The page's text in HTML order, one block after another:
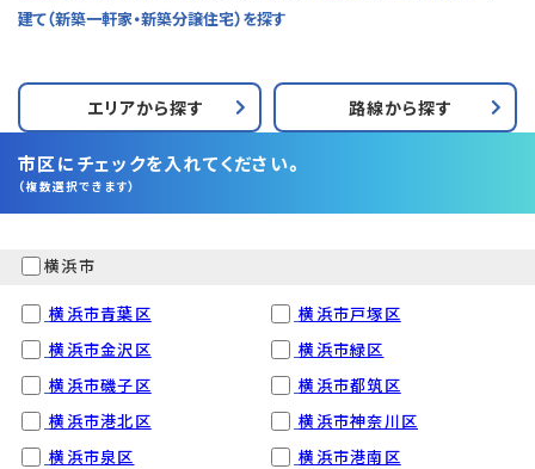
建て（新築一軒家・新築分譲住宅）を探す
エリアから探す 路線から探す
市区にチェックを入れてください。
（複数選択できます）
横浜市
横浜市青葉区
横浜市戸塚区
横浜市金沢区
横浜市緑区
横浜市磯子区
横浜市都筑区
横浜市港北区
横浜市神奈川区
横浜市泉区
横浜市港南区